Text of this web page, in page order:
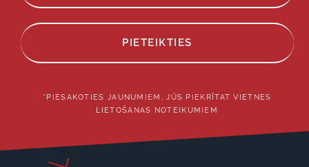
PIETEIKTIES
*PIESAKOTIES JAUNUMIEM, JŪS PIEKRĪTAT VIETNES
LIETOŠANAS NOTEIKUMIEM